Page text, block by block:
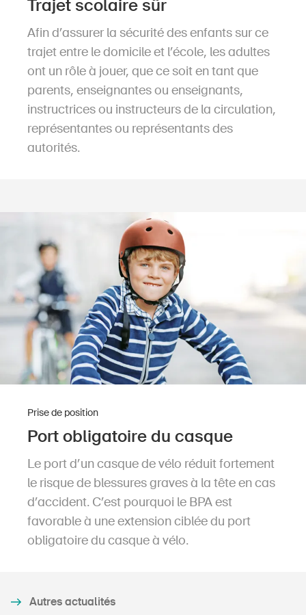
DE FR IT EN
Page d'accueil
S'abonner à la newsletter
Trajet scolaire sûr
Afin d’assurer la sécurité des enfants sur ce
trajet entre le domicile et l’école, les adultes
ont un rôle à jouer, que ce soit en tant que
parents, enseignantes ou enseignants,
instructrices ou instructeurs de la circulation,
re­pré­sen­tan­tes ou représentants des
autorités.
Port obligatoire du casque
Le port d’un casque de vélo réduit fortement
le risque de blessures graves à la tête en cas
d’accident. C’est pourquoi le BPA est
favorable à une extension ciblée du port
obligatoire du casque à vélo.
Prise de position
Autres actualités